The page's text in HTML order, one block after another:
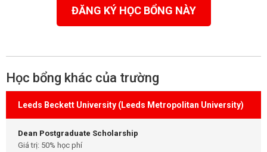
ĐĂNG KÝ HỌC BỔNG NÀY
Học bổng khác của trường
Leeds Beckett University (Leeds Metropolitan University)
Dean Postgraduate Scholarship
Giá trị: 50% học phí